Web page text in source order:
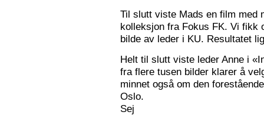
Til slutt viste Mads en film med
kolleksjon fra Fokus FK. Vi fikk
bilde av leder i KU. Resultatet
Helt til slutt viste leder Anne i
fra flere tusen bilder klarer å
minnet også om den
Oslo.
Sej